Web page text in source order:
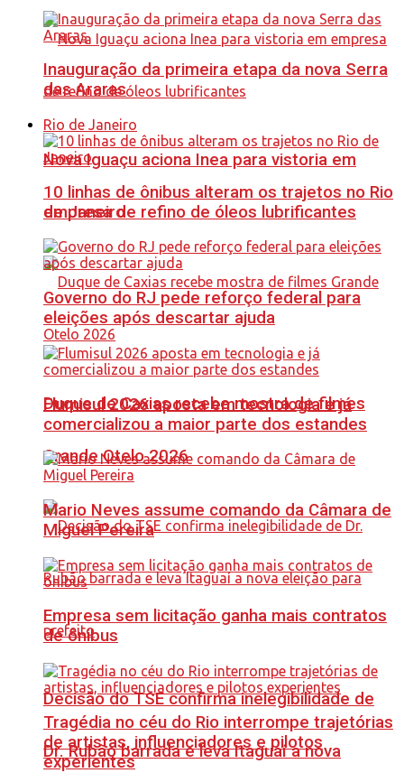
Nova Iguaçu aciona Inea para vistoria em
empresa de refino de óleos lubrificantes
Duque de Caxias recebe mostra de filmes
Grande Otelo 2026
Decisão do TSE confirma inelegibilidade de
Dr. Rubão barrada e leva Itaguaí a nova
Inauguração da primeira etapa da nova Serra
das Araras
Rio de Janeiro
10 linhas de ônibus alteram os trajetos no Rio
de Janeiro
Governo do RJ pede reforço federal para
eleições após descartar ajuda
Flumisul 2026 aposta em tecnologia e já
comercializou a maior parte dos estandes
Mario Neves assume comando da Câmara de
Miguel Pereira
Empresa sem licitação ganha mais contratos
de ônibus
Tragédia no céu do Rio interrompe trajetórias
de artistas, influenciadores e pilotos
experientes